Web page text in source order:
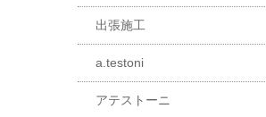
出張施工
a.testoni
アテストーニ